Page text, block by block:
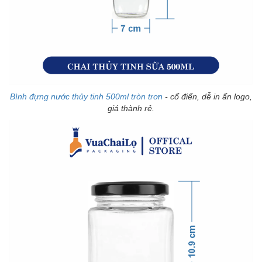
Bình đựng nước thủy tinh 500ml tròn trơn - cổ điển, dễ in ấn logo,
giá thành rẻ.